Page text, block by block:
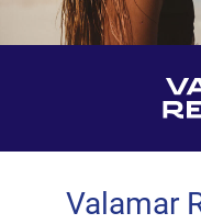
Valamar